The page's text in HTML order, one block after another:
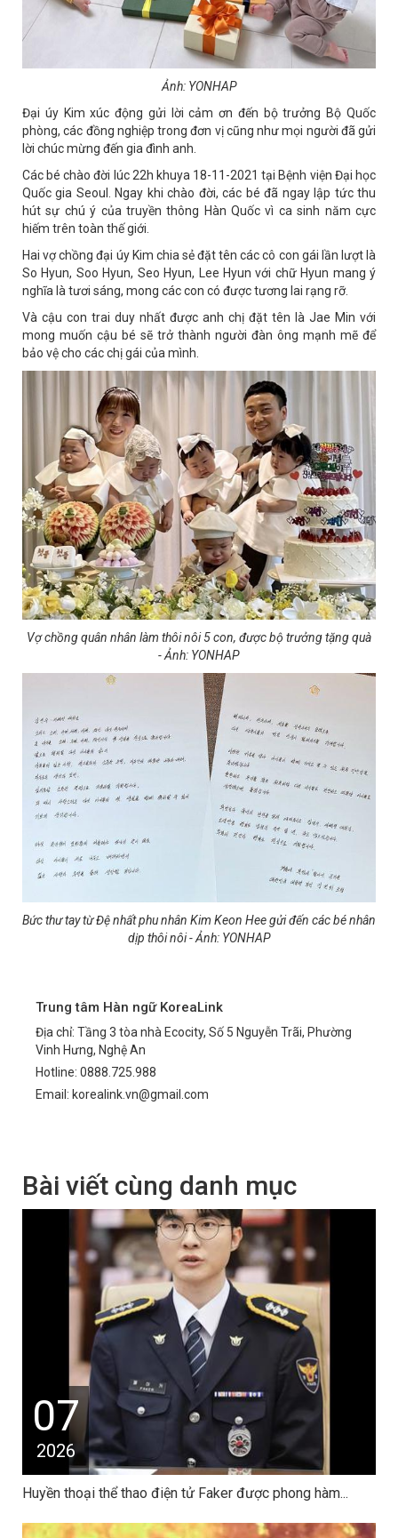
Ảnh: YONHAP
Đại úy Kim xúc động gửi lời cảm ơn đến bộ trưởng Bộ Quốc
phòng, các đồng nghiệp trong đơn vị cũng như mọi người đã gửi
lời chúc mừng đến gia đình anh.
Các bé chào đời lúc 22h khuya 18-11-2021 tại Bệnh viện Đại học
Quốc gia Seoul. Ngay khi chào đời, các bé đã ngay lập tức thu
hút sự chú ý của truyền thông Hàn Quốc vì ca sinh năm cực
hiếm trên toàn thế giới.
Hai vợ chồng đại úy Kim chia sẻ đặt tên các cô con gái lần lượt là
So Hyun, Soo Hyun, Seo Hyun, Lee Hyun với chữ Hyun mang ý
nghĩa là tươi sáng, mong các con có được tương lai rạng rỡ.
Và cậu con trai duy nhất được anh chị đặt tên là Jae Min với
mong muốn cậu bé sẽ trở thành người đàn ông mạnh mẽ để
bảo vệ cho các chị gái của mình.
Vợ chồng quân nhân làm thôi nôi 5 con, được bộ trưởng tặng quà
- Ảnh: YONHAP
Bức thư tay từ Đệ nhất phu nhân Kim Keon Hee gửi đến các bé nhân
dịp thôi nôi - Ảnh: YONHAP
Trung tâm Hàn ngữ KoreaLink
Địa chỉ: Tầng 3 tòa nhà Ecocity, Số 5 Nguyễn Trãi, Phường
Vinh Hưng, Nghệ An
Hotline: 0888.725.988
Email: korealink.vn@gmail.com
Bài viết cùng danh mục
07
2026
Huyền thoại thể thao điện tử Faker được phong hàm...